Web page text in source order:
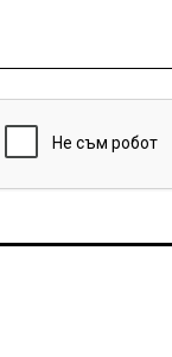
Ивелин Михайлов
здравеопазване